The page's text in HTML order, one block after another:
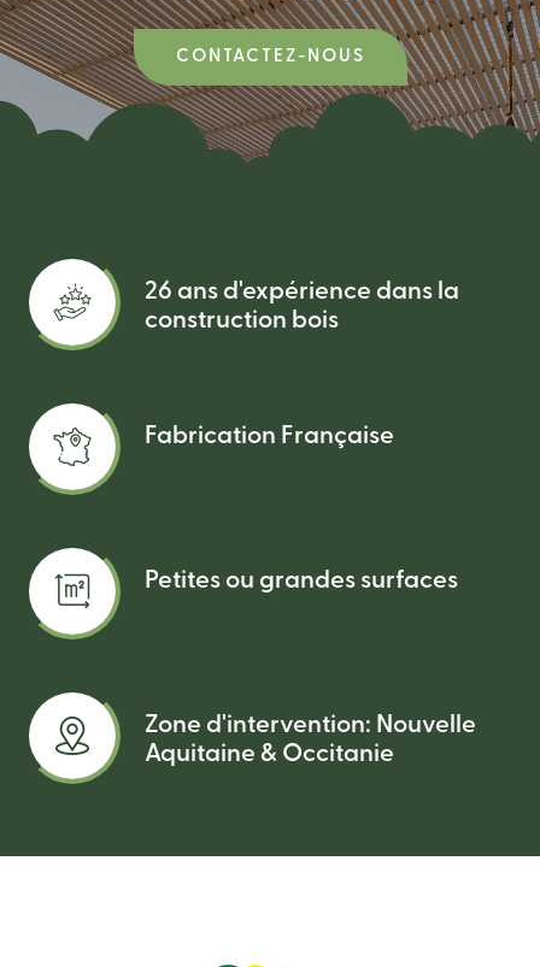
CONTACTEZ-NOUS
26 ans d'expérience dans la
construction bois
Fabrication Française
Petites ou grandes surfaces
Zone d'intervention: Nouvelle
Aquitaine & Occitanie